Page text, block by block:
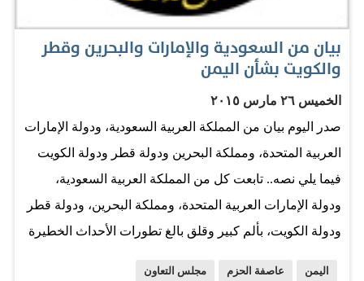
بيان من السعودية والإمارات والبحرين وقطر
والكويت بشأن اليمن
الخميس ٢٦ مارس ٢٠١٥
صدر اليوم بيان من المملكة العربية السعودية، ودولة الإمارات
العربية المتحدة، ومملكة البحرين ودولة قطر ودولة الكويت
فيما يلي نصه.. تابعت كل من المملكة العربية السعودية،
ودولة الإمارات العربية المتحدة، ومملكة البحرين، ودولة قطر
ودولة الكويت، بألم كبير وقلق بالغ تطورات الأحداث الخطيرة
اليمن عاصفة الحزم مجلس التعاون